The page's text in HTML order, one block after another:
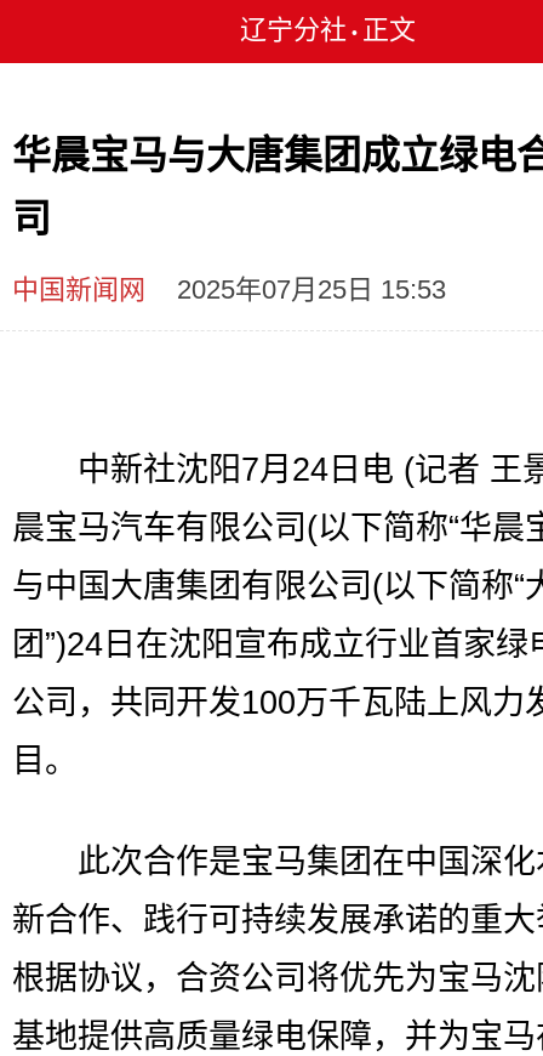
辽宁分社 • 正文
华晨宝马与大唐集团成立绿电
司
中国新闻网 2025年07月25日 15:53
中新社沈阳7月24日电 (记者 王
晨宝马汽车有限公司(以下简称“华晨
与中国大唐集团有限公司(以下简称“
团”)24日在沈阳宣布成立行业首家绿
公司，共同开发100万千瓦陆上风力
目。
此次合作是宝马集团在中国深化
新合作、践行可持续发展承诺的重
根据协议，合资公司将优先为宝马
基地提供高质量绿电保障，并为宝